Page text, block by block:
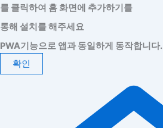
를 클릭하여 홈 화면에 추가하기를
통해 설치를 해주세요
PWA기능으로 앱과 동일하게 동작합니다.
확인